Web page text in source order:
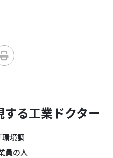
る工業ドクター
境調
員の人